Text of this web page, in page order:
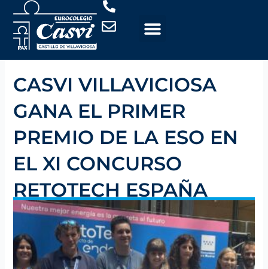
contenido
CASVI VILLAVICIOSA
GANA EL PRIMER
PREMIO DE LA ESO EN
EL XI CONCURSO
RETOTECH ESPAÑA